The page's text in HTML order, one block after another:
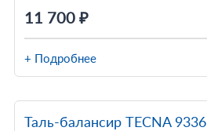
11 700 ₽
+ Подробнее
Таль-балансир TECNA 9336